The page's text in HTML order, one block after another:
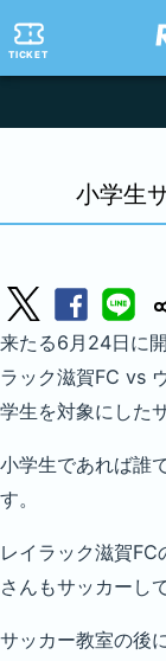
TICKET
小学生
来たる6月24日に
ラック滋賀FC vs
学生を対象にした
小学生であれば誰
す。
レイラック滋賀
さんもサッカーし
サッカー教室の後